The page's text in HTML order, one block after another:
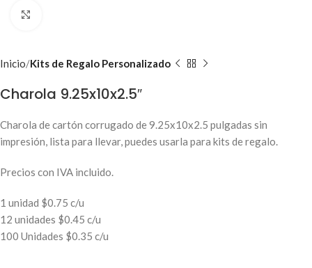
Inicio Kits de Regalo Personalizado
Charola 9.25x10x2.5″
Charola de cartón corrugado de 9.25x10x2.5 pulgadas sin
impresión, lista para llevar, puedes usarla para kits de regalo.
Precios con IVA incluido.
1 unidad $0.75 c/u
12 unidades $0.45 c/u
100 Unidades $0.35 c/u